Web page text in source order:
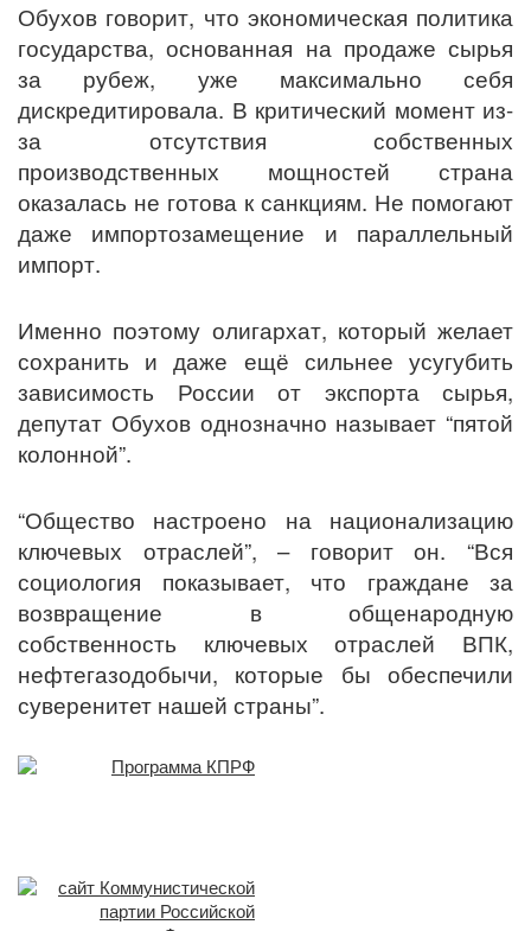
Обухов говорит, что экономическая политика
государства, основанная на продаже сырья
за рубеж, уже максимально себя
дискредитировала. В критический момент из-
за отсутствия собственных
производственных мощностей страна
оказалась не готова к санкциям. Не помогают
даже импортозамещение и параллельный
импорт.
Именно поэтому олигархат, который желает
сохранить и даже ещё сильнее усугубить
зависимость России от экспорта сырья,
депутат Обухов однозначно называет “пятой
колонной”.
“Общество настроено на национализацию
ключевых отраслей”, – говорит он. “Вся
социология показывает, что граждане за
возвращение в общенародную
собственность ключевых отраслей ВПК,
нефтегазодобычи, которые бы обеспечили
суверенитет нашей страны”.